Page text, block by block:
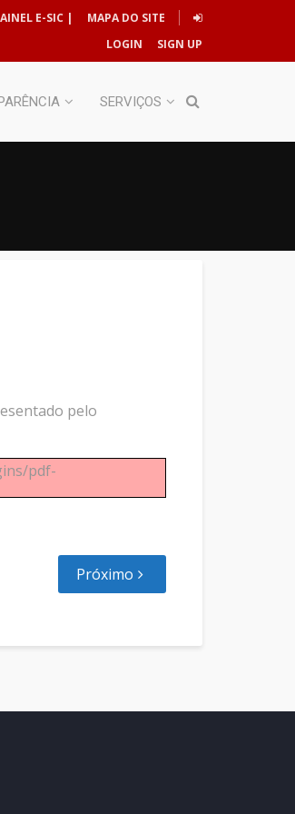
E-SIC |
MAPA DO SITE
LOGIN
SIGN UP
SERVIÇOS
pelo
pdf-
Próximo